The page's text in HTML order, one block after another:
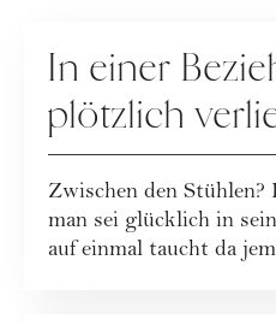
In einer
plötzlich
anderen
Zwischen den
man sei glücklich in
auf einmal taucht da